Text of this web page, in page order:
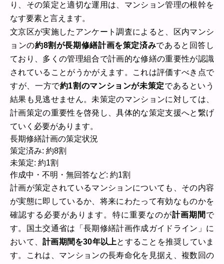
り、その策定と適切な運用は、マンション管理の根幹を
なす要素と言えます。
文京区が実施したアンケート調査によると、区内マンシ
ョンの約8割が長期修繕計画を策定済みであると回答し
ており、多くの管理組合で計画的な修繕の重要性が認識
されていることがうかがえます。これは評価すべき点で
すが、一方で約1割のマンションが未策定であるという
結果も見逃せません。未策定のマンションに対しては、
計画策定の重要性を啓発し、具体的な策定支援へと繋げ
ていく必要があります。
長期修繕計画の策定状況
策定済み: 約8割
未策定: 約1割
作成中・不明・無回答など: 約1割
計画が策定されているマンションについても、その内容
が実態に即しているか、将来にわたって有効なものかを
確認する必要があります。特に重要なのが計画期間 で
す。国土交通省は「長期修繕計画作成ガイドライン」に
おいて、 計画期間を30年以上とすることを推奨していま
す。これは、マンションの長寿命化を見据え、複数回の